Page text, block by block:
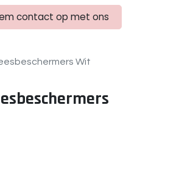
contact op met ons
Wit